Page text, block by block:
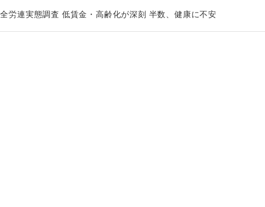
労連実態調査 低賃金・高齢化が深刻 半数、健康に不安